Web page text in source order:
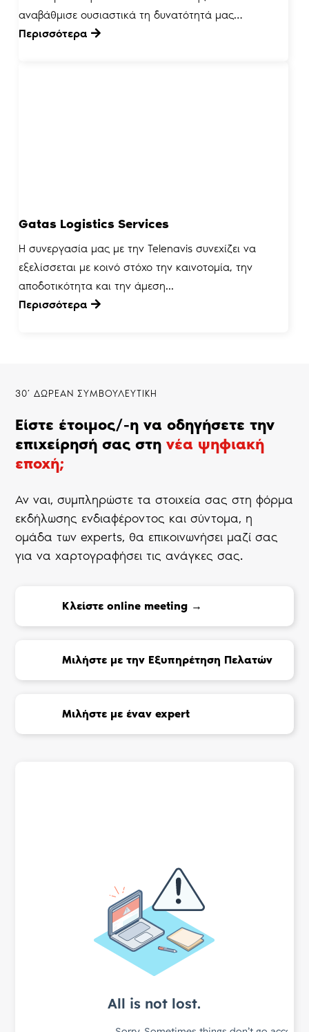
αναβάθμισε ουσιαστικά τη δυνατότητά μας…
Περισσότερα
Gatas Logistics Services
Η συνεργασία μας με την Telenavis συνεχίζει να
εξελίσσεται με κοινό στόχο την καινοτομία, την
αποδοτικότητα και την άμεση...
Περισσότερα
30’ ΔΩΡΕΑΝ ΣΥΜΒΟΥΛΕΥΤΙΚΗ
Είστε έτοιμος/-η να οδηγήσετε την
επιχείρησή σας στηνέα ψηφιακή
εποχή;
Αν ναι, συμπληρώστε τα στοιχεία σας στη φόρμα
εκδήλωσης ενδιαφέροντος και σύντομα, η
ομάδα των experts, θα επικοινωνήσει μαζί σας
για να χαρτογραφήσει τις ανάγκες σας.
Κλείστε online meeting →
Μιλήστε με την Εξυπηρέτηση Πελατών
Μιλήστε με έναν expert